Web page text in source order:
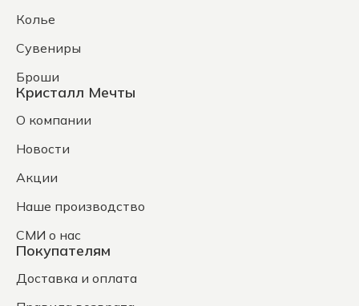
Колье
Сувениры
Броши
Кристалл Мечты
О компании
Новости
Акции
Наше производство
СМИ о нас
Покупателям
Доставка и оплата